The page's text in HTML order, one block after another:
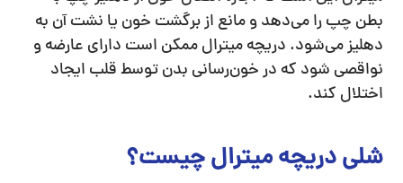
بطن چپ را می‌دهد و مانع از برگشت خون یا نشت آن به
دهلیز می‌شود‌. دریچه میترال ممکن است دارای عارضه و
نواقصی شود که در خون‌رسانی بدن توسط قلب ایجاد
اختلال کند.
شلی دریچه میترال چیست؟